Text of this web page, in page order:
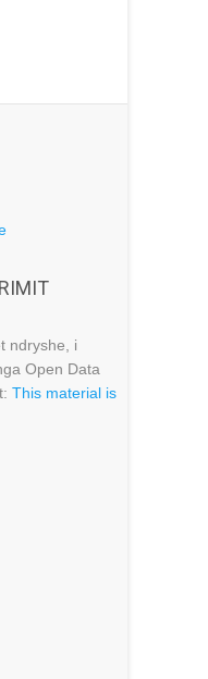
ndryshe, i
Open Data
This material is